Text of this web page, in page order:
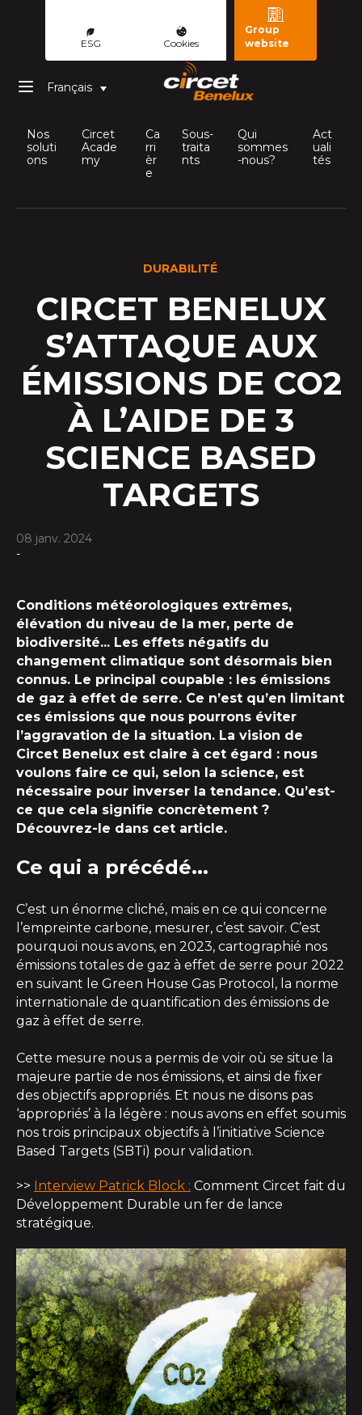
Français
ESG Cookies
Group
website
Nos
soluti
ons
Circet
Acade
my
Ca
rri
èr
e
Sous-
traita
nts
Qui
sommes
-nous?
Act
uali
tés
DURABILITÉ
CIRCET BENELUX
S’ATTAQUE AUX
ÉMISSIONS DE CO2
À L’AIDE DE 3
SCIENCE BASED
TARGETS
08 janv. 2024
-
Conditions météorologiques extrêmes,
élévation du niveau de la mer, perte de
biodiversité... Les effets négatifs du
changement climatique sont désormais bien
connus. Le principal coupable : les émissions
de gaz à effet de serre. Ce n’est qu’en limitant
ces émissions que nous pourrons éviter
l’aggravation de la situation. La vision de
Circet Benelux est claire à cet égard : nous
voulons faire ce qui, selon la science, est
nécessaire pour inverser la tendance. Qu’est-
ce que cela signifie concrètement ?
Découvrez-le dans cet article.
Ce qui a précédé...
C’est un énorme cliché, mais en ce qui concerne
l’empreinte carbone, mesurer, c’est savoir. C’est
pourquoi nous avons, en 2023, cartographié nos
émissions totales de gaz à effet de serre pour 2022
en suivant le Green House Gas Protocol, la norme
internationale de quantification des émissions de
gaz à effet de serre.
Cette mesure nous a permis de voir où se situe la
majeure partie de nos émissions, et ainsi de fixer
des objectifs appropriés. Et nous ne disons pas
‘appropriés’ à la légère : nous avons en effet soumis
nos trois principaux objectifs à l’initiative Science
Based Targets (SBTi) pour validation.
>> Interview Patrick Block : Comment Circet fait du
Développement Durable un fer de lance
stratégique.